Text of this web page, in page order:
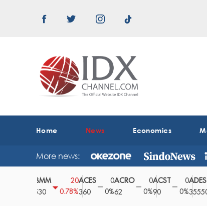
Home News Economics
More news:
0.78%
ACES
360
0
0%
ACRO
62
0 ACST
90
0 ADES
35550